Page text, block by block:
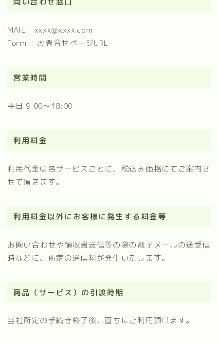
MAIL：xxxx@xxxx.com
Form ：お問合せページURL
営業時間
平日 9:00～18:00
利用料金
利用代金は各サービスごとに、税込み価格にてご案内さ
せて頂きます。
利用料金以外にお客様に発生する料金等
お問い合わせや領収書送信等の際の電子メールの送受信
時などに、所定の通信料が発生いたします。
商品（サービス）の引渡時期
当社所定の手続き終了後、直ちにご利用頂けます。